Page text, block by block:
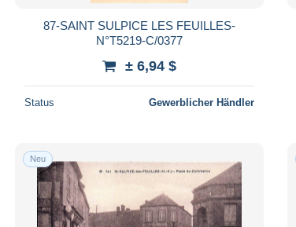
87-SAINT SULPICE LES FEUILLES-
N°T5219-C/0377
± 6,94 $
Status Gewerblicher Händler
Neu